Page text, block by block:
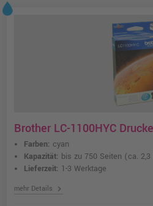
Brother LC-1100HYC
Farben: cyan
Kapazität: bis zu 750 Seiten (ca.
Lieferzeit: 1-3 Werktage
mehr Details chevron_right